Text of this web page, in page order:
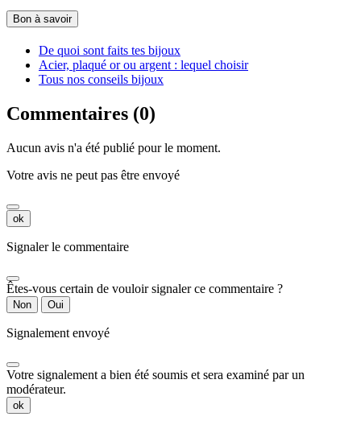
Bon à savoir
De quoi sont faits tes bijoux
Acier, plaqué or ou argent : lequel choisir
Tous nos conseils bijoux
Commentaires (0)
Aucun avis n'a été publié pour le moment.
Votre avis ne peut pas être envoyé
ok
Signaler le commentaire
Êtes-vous certain de vouloir signaler ce commentaire ?
Non Oui
Signalement envoyé
Votre signalement a bien été soumis et sera examiné par un
modérateur.
ok